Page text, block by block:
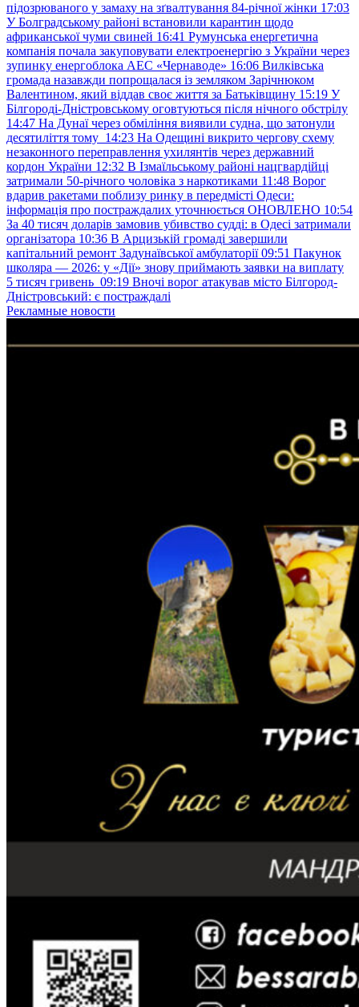
підозрюваного у замаху на зґвалтування 84-річної жінки 17:03
У Болградському районі встановили карантин щодо
африканської чуми свиней 16:41 Румунська енергетична
компанія почала закуповувати електроенергію з України через
зупинку енергоблока АЕС «Чернаводе» 16:06 Вилківська
громада назавжди попрощалася із земляком Зарічнюком
Валентином, який віддав своє життя за Батьківщину 15:19 У
Білгороді-Дністровському оговтуються після нічного обстрілу
14:47 На Дунаї через обміління виявили судна, що затонули
десятиліття тому 14:23 На Одещині викрито чергову схему
незаконного переправлення ухилянтів через державний
кордон України 12:32 В Ізмаїльському районі нацгвардійці
затримали 50-річного чоловіка з наркотиками 11:48 Ворог
вдарив ракетами поблизу ринку в передмісті Одеси:
інформація про постраждалих уточнюється ОНОВЛЕНО 10:54
За 40 тисяч доларів замовив убивство судді: в Одесі затримали
організатора 10:36 В Арцизькій громаді завершили
капітальний ремонт Задунаївської амбулаторії 09:51 Пакунок
школяра — 2026: у «Дії» знову приймають заявки на виплату
5 тисяч гривень 09:19 Вночі ворог атакував місто Білгород-
Дністровський: є постраждалі
Рекламные новости